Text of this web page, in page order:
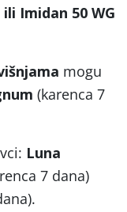
Imidan 50 WG
mogu
(karenca 7
Luna
7 dana)